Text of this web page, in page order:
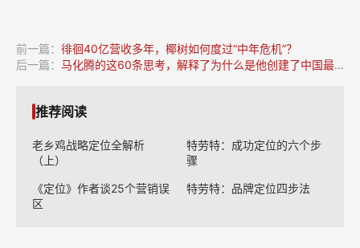
前一篇： 徘徊40亿营收多年，椰树如何度过“中年危机”？
后一篇： 马化腾的这60条思考，解释了为什么是他创建了中国最成功的企业
推荐阅读
老乡鸡战略定位全解析
（上）
特劳特：成功定位的六个步
骤
《定位》作者谈25个营销误
区
特劳特：品牌定位四步法